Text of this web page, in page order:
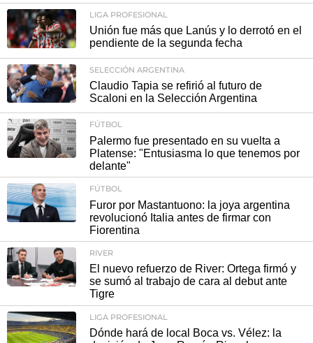
LIGA PROFESIONAL
Unión fue más que Lanús y lo derrotó en el
pendiente de la segunda fecha
SELECCIÓN ARGENTINA
Claudio Tapia se refirió al futuro de
Scaloni en la Selección Argentina
FÚTBOL
Palermo fue presentado en su vuelta a
Platense: "Entusiasma lo que tenemos por
delante"
FÚTBOL
Furor por Mastantuono: la joya argentina
revolucionó Italia antes de firmar con
Fiorentina
RIVER
El nuevo refuerzo de River: Ortega firmó y
se sumó al trabajo de cara al debut ante
Tigre
LIGA PROFESIONAL
Dónde hará de local Boca vs. Vélez: la